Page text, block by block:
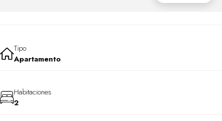
Tipo
Apartamento
Habitaciones
2